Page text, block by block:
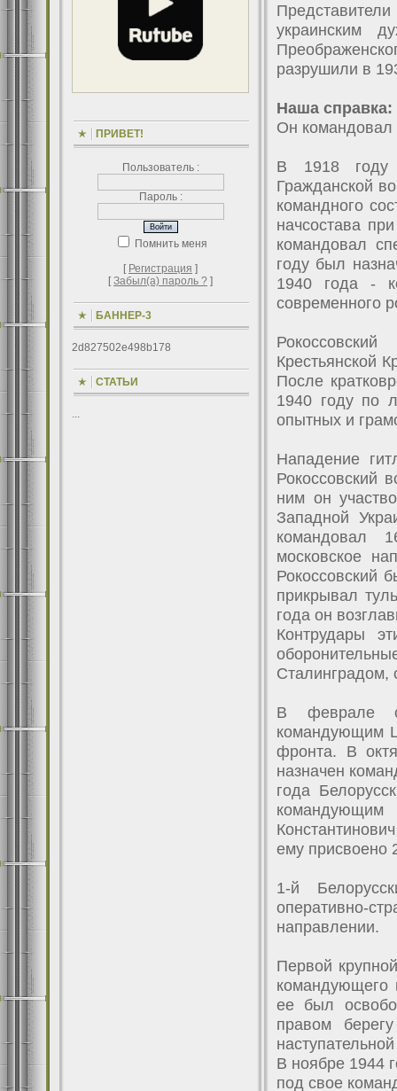
ПРИВЕТ!
Пользователь :
Пароль :
Помнить меня
[ Регистрация ]
[Забыл(а) пароль ? ]
БАННЕР-3
2d827502e498b178
СТАТЬИ
...
украинским
разрушили в
Наша справка:
Он
В 1918 году
Гражданской
командного
начсостава
командовал
году был
1940 года -
современного
Крестьянской
После
1940 году по
опытных и
Нападение
Рокоссовский
ним он
Западной
командовал
московское
Рокоссовский
прикрывал
года он
Контрудары
Сталинградом,
В феврале
командующим
фронта. В
назначен
года
командующим
ему присвоено
1-й
оперативно-
направлении.
Первой
командующего
ее был
правом
В ноябре 1944
под свое